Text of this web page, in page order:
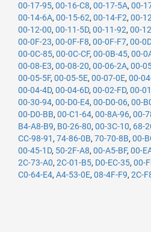
00-17-95, 00-16-C8, 00-17-5A, 00-
00-14-6A, 00-15-62, 00-14-F2, 00-
00-12-00, 00-11-5D, 00-11-92, 00-
00-0F-23, 00-0F-F8, 00-0F-F7, 00-
00-0C-85, 00-0C-CF, 00-0B-45, 00-
00-08-E3, 00-08-20, 00-06-2A, 00-
00-05-5F, 00-05-5E, 00-07-0E, 00-
00-04-4D, 00-04-6D, 00-02-FD, 00-
00-30-94, 00-D0-E4, 00-D0-06, 00-
00-D0-BB, 00-C1-64, 00-8A-96, 00-
B4-A8-B9, B0-26-80, 00-3C-10, 68-
CC-98-91 , 74-86-0B, 70-70-8B, 00-
00-45-1D, 50-2F-A8, 00-A5-BF, 00-
2C-73-A0, 2C-01-B5, D0-EC-35, 00-
C0-64-E4, A4-53-0E, 08-4F-F9, 2C-